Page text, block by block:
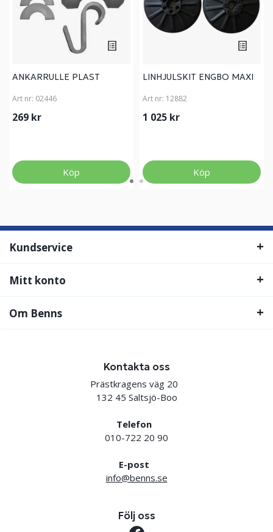
ANKARRULLE PLAST
Art nr: 02446
269 kr
Köp
LINHJULSKIT ENGBO MAXI
Art nr: 12882
1 025 kr
Köp
Kundservice
Mitt konto
Om Benns
Kontakta oss
Prästkragens väg 20
132 45 Saltsjö-Boo
Telefon
010-722 20 90
E-post
info@benns.se
Följ oss